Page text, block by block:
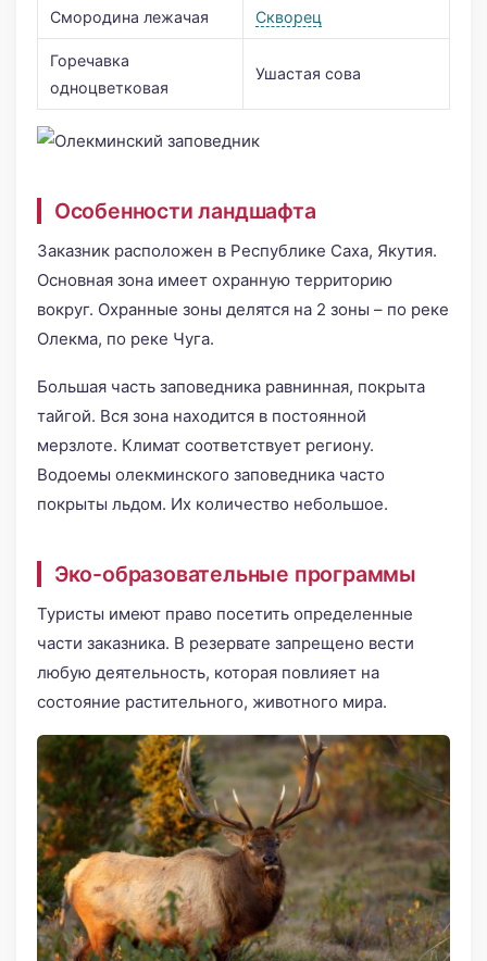
Смородина лежачая Скворец
Горечавка
одноцветковая
Ушастая сова
Особенности ландшафта
Заказник расположен в Республике Саха, Якутия.
Основная зона имеет охранную территорию
вокруг. Охранные зоны делятся на 2 зоны – по реке
Олекма, по реке Чуга.
Большая часть заповедника равнинная, покрыта
тайгой. Вся зона находится в постоянной
мерзлоте. Климат соответствует региону.
Водоемы олекминского заповедника часто
покрыты льдом. Их количество небольшое.
Эко-образовательные программы
Туристы имеют право посетить определенные
части заказника. В резервате запрещено вести
любую деятельность, которая повлияет на
состояние растительного, животного мира.